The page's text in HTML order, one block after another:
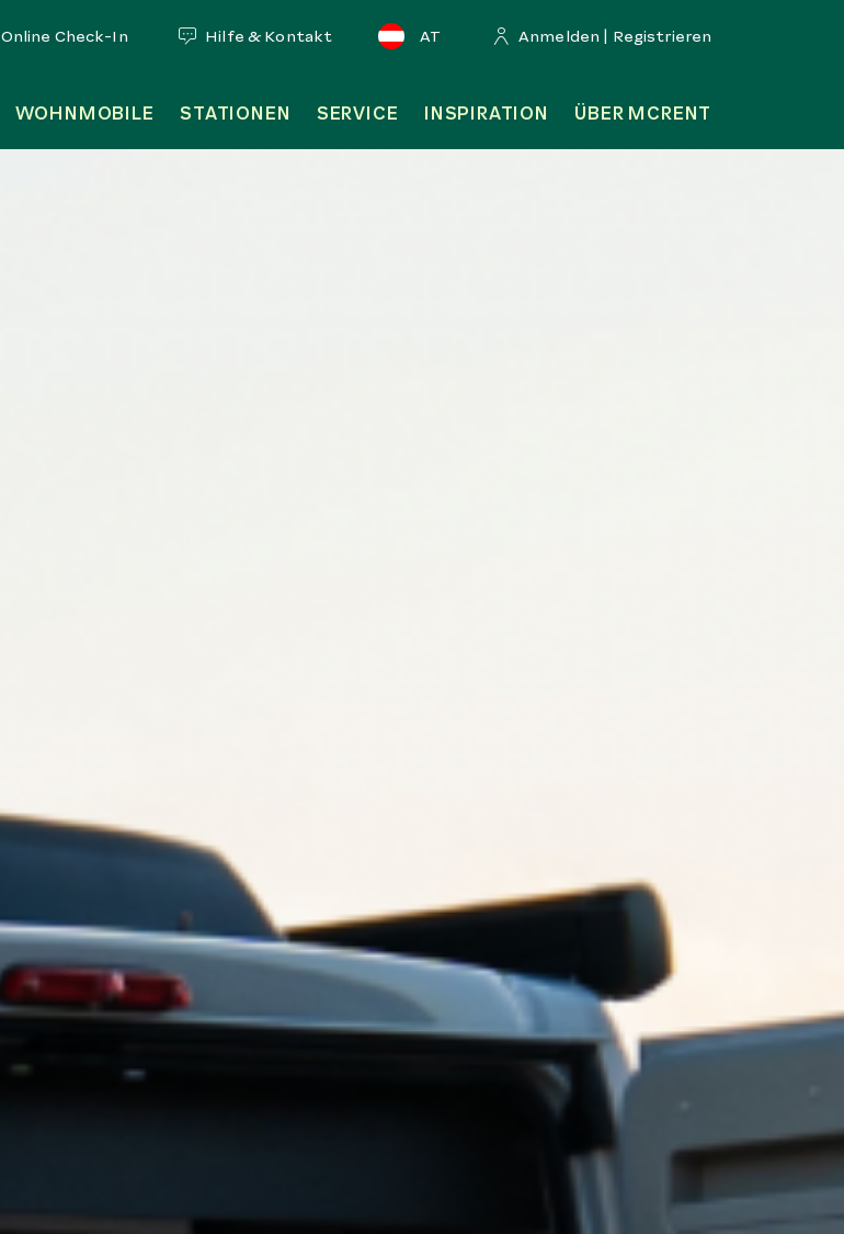
Online Check-In Hilfe & Kontakt AT Anmelden | Registrieren
WOHNMOBILE STATIONEN SERVICE INSPIRATION ÜBER MCRENT